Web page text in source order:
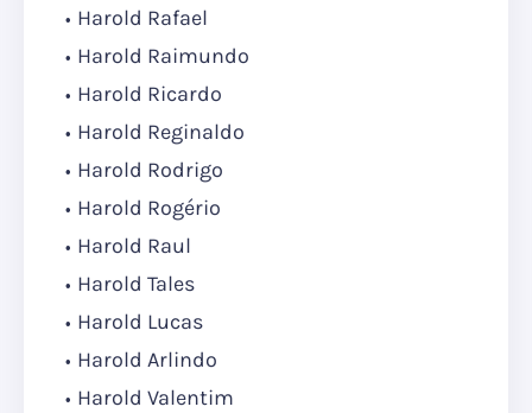
Harold Rafael
Harold Raimundo
Harold Ricardo
Harold Reginaldo
Harold Rodrigo
Harold Rogério
Harold Raul
Harold Tales
Harold Lucas
Harold Arlindo
Harold Valentim